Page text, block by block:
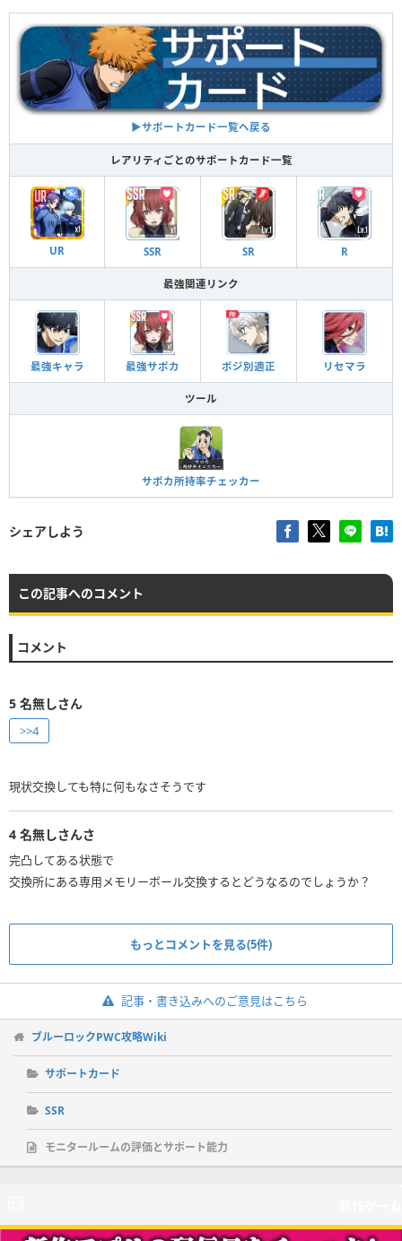
▶︎サポートカード一覧へ戻る
レアリティごとのサポートカード一覧
UR SSR SR R
最強関連リンク
最強キャラ 最強サポカ ポジ別適正 リセマラ
ツール
サポカ所持率チェッカー
シェアしよう
この記事へのコメント
コメント
5 名無しさん
>>4
現状交換しても特に何もなさそうです
4 名無しさんさ
完凸してある状態で
交換所にある専用メモリーボール交換するとどうなるのでしょうか？
もっとコメントを見る(5件)
記事・書き込みへのご意見はこちら
ブルーロックPWC攻略Wiki
サポートカード
SSR
モニタールームの評価とサポート能力